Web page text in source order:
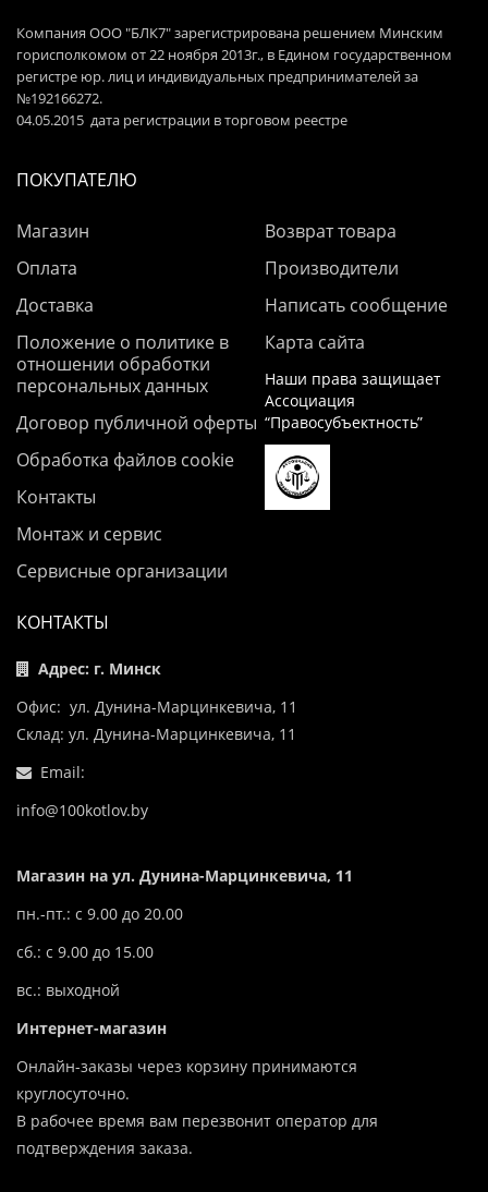
Компания ООО "БЛК7" зарегистрирована решением Минским
горисполкомом от 22 ноября 2013г., в Едином государственном
регистре юр. лиц и индивидуальных предпринимателей за
№192166272.
04.05.2015 дата регистрации в торговом реестре
ПОКУПАТЕЛЮ
Магазин
Оплата
Доставка
Положение о политике в
отношении обработки
персональных данных
Договор публичной оферты
Обработка файлов cookie
Контакты
Монтаж и сервис
Сервисные организации
Возврат товара
Производители
Написать сообщение
Карта сайта
Наши права защищает
Ассоциация
“Правосубъектность”
КОНТАКТЫ
Адрес: г. Минск
Офис: ул. Дунина-Марцинкевича, 11
Склад: ул. Дунина-Марцинкевича, 11
Email:
info@100kotlov.by
Магазин на ул. Дунина-Марцинкевича, 11
пн.-пт.: с 9.00 до 20.00
сб.: с 9.00 до 15.00
вс.: выходной
Интернет-магазин
Онлайн-заказы через корзину принимаются
круглосуточно.
В рабочее время вам перезвонит оператор для
подтверждения заказа.